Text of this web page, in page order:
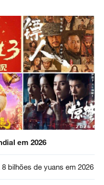
em 2026
bilhões de yuans em 2026